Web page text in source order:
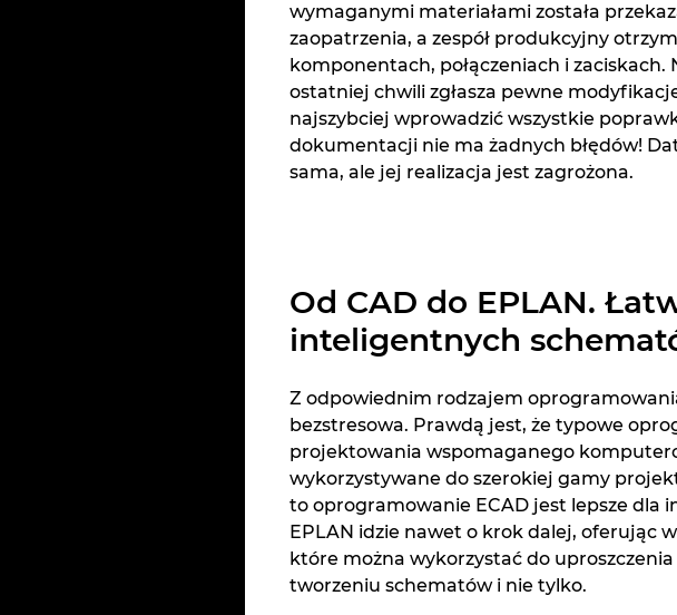
wymaganymi materiałami została
zaopatrzenia, a zespół produkcyjny
komponentach, połączeniach i
ostatniej chwili zgłasza pewne
najszybciej wprowadzić wszystkie
dokumentacji nie ma żadnych błędów!
sama, ale jej realizacja jest zagrożona.
Od CAD do EPLAN.
inteligentnych
Z odpowiednim rodzajem
bezstresowa. Prawdą jest, że typowe
projektowania wspomaganego
wykorzystywane do szerokiej gamy
to oprogramowanie ECAD jest lepsze dla
EPLAN idzie nawet o krok dalej, oferując
które można wykorzystać do
tworzeniu schematów i nie tylko.